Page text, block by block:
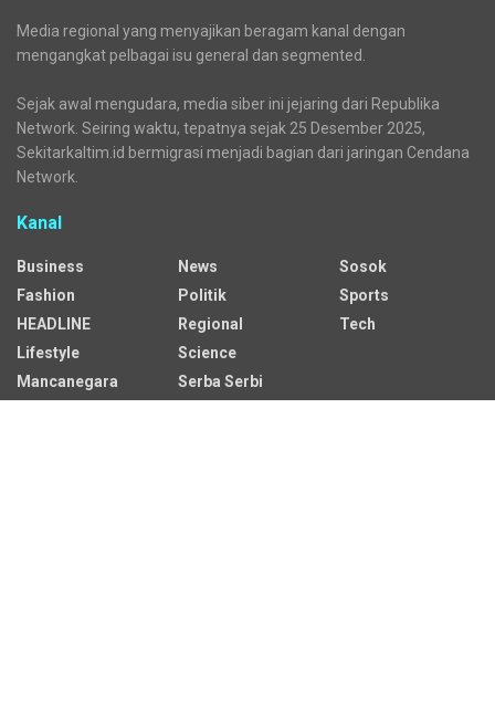
Media regional yang menyajikan beragam kanal dengan
mengangkat pelbagai isu general dan segmented.
Sejak awal mengudara, media siber ini jejaring dari Republika
Network. Seiring waktu, tepatnya sejak 25 Desember 2025,
Sekitarkaltim.id bermigrasi menjadi bagian dari jaringan Cendana
Network.
Kanal
Business
Fashion
HEADLINE
Lifestyle
Mancanegara
News
Politik
Regional
Science
Serba Serbi
Sosok
Sports
Tech